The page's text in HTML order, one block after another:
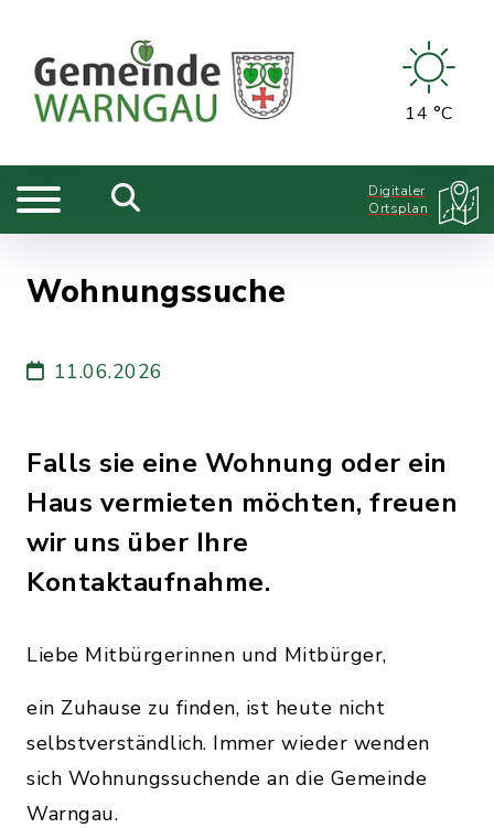
14 °C
Digitaler
Ortsplan
Wohnungssuche
11.06.2026
Falls sie eine Wohnung oder ein
Haus vermieten möchten, freuen
wir uns über Ihre
Kontaktaufnahme.
Liebe Mitbürgerinnen und Mitbürger,
ein Zuhause zu finden, ist heute nicht
selbstverständlich. Immer wieder wenden
sich Wohnungssuchende an die Gemeinde
Warngau.